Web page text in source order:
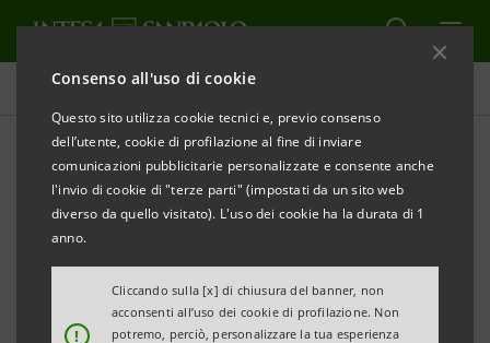
Consenso all'uso di cookie
Questo sito utilizza cookie tecnici e, previo consenso
dell’utente, cookie di profilazione al fine di inviare
comunicazioni pubblicitarie personalizzate e consente anche
l'invio di cookie di "terze parti" (impostati da un sito web
diverso da quello visitato). L'uso dei cookie ha la durata di 1
anno.
!
Cliccando sulla [x] di chiusura del banner, non
acconsenti all’uso dei cookie di profilazione. Non
potremo, perciò, personalizzare la tua esperienza
Tutte le news
De Felice al Festival di
Trento: le sfide green per
l’economia italiana